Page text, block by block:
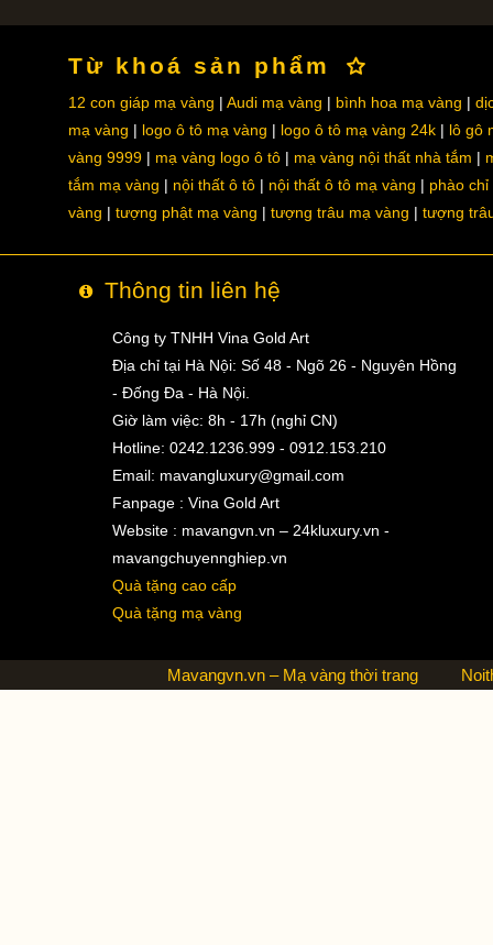
Từ khoá sản phẩm
12 con giáp mạ vàng Audi mạ vàng bình hoa mạ vàng
mạ vàng
logo ô tô mạ vàng logo ô tô mạ vàng 24k
lô gô
vàng 9999
mạ vàng logo ô tô mạ vàng nội thất nhà tắm
tắm mạ vàng
nội thất ô tô nội thất ô tô mạ vàng
phào chỉ
vàng
tượng phật mạ vàng tượng trâu mạ vàng tượng
Thông tin liên hệ
Công ty TNHH Vina Gold Art
Địa chỉ tại Hà Nội: Số 48 - Ngõ 26 - Nguyên Hồng
- Đống Đa - Hà Nội.
Giờ làm việc: 8h - 17h (nghỉ CN)
Hotline: 0242.1236.999 - 0912.153.210
Email: mavangluxury@gmail.com
Fanpage : Vina Gold Art
Website : mavangvn.vn – 24kluxury.vn -
mavangchuyennghiep.vn
Quà tặng cao cấp
Quà tặng mạ vàng
Mavangvn.vn – Mạ vàng thời trang